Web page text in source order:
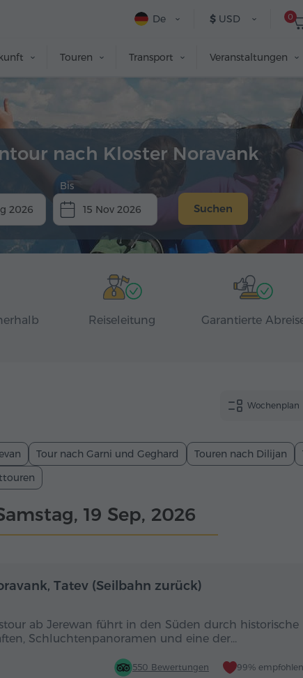
0
$ USD
De
Touren Transport Veranstaltungen
nach Kloster Noravank
2026
Bis
15 Nov 2026
Suchen
Reiseleitung Garantierte
Wochenplan
Tour nach Garni und Geghard Touren nach Dilijan
19 Sep, 2026
Ganztägig
Tatev (Seilbahn zurück)
ab Jerewan führt in den Süden durch historische
Schluchtenpanoramen und eine der…
550 Bewertungen 99% empfohlen